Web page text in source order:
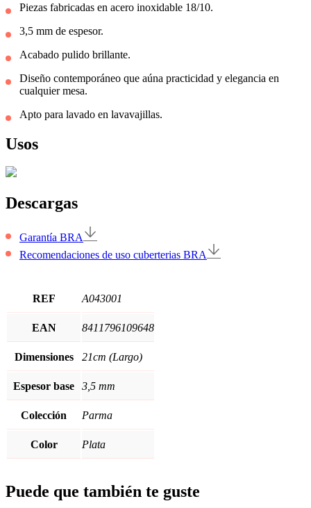
Piezas fabricadas en acero inoxidable 18/10.
3,5 mm de espesor.
Acabado pulido brillante.
Diseño contemporáneo que aúna practicidad y elegancia en
cualquier mesa.
Apto para lavado en lavavajillas.
Usos
Descargas
Garantía BRA
Recomendaciones de uso cuberterias BRA
REF A043001
EAN 8411796109648
Dimensiones 21cm (Largo)
Espesor base 3,5 mm
Colección Parma
Color Plata
Puede que también te guste